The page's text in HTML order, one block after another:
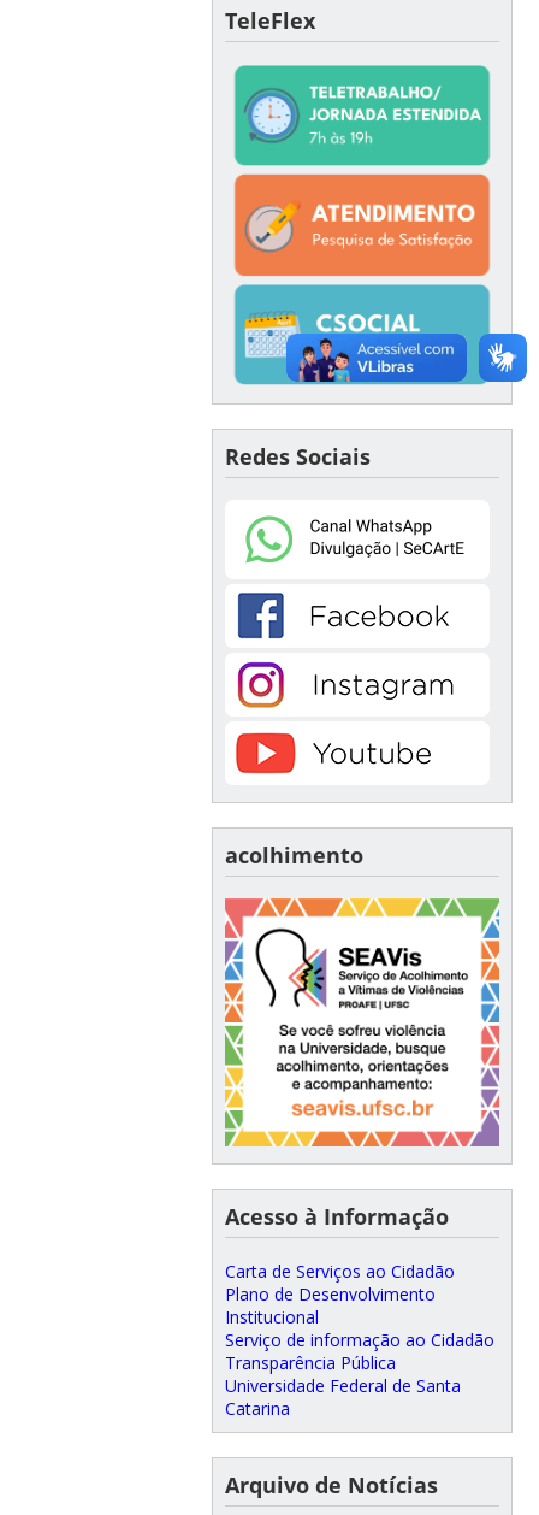
TeleFlex
Redes Sociais
acolhimento
Acesso à Informação
Carta de Serviços ao Cidadão
Plano de Desenvolvimento
Institucional
Serviço de informação ao Cidadão
Transparência Pública
Universidade Federal de Santa
Catarina
Arquivo de Notícias